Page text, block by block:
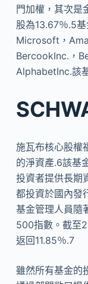
門加權，其次是
股為13.67％.5
Microsoft，
BercookInc.，
AlphabetInc.該
施瓦布核心股權
的淨資產.6該基
投資者提供長期
都投資於國內發
基金管理人員隨
500指數。截至
返回11.85％.7
雖然所有基金的